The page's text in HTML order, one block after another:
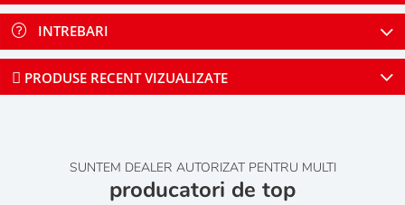
INTREBARI
PRODUSE RECENT VIZUALIZATE
SUNTEM DEALER AUTORIZAT PENTRU MULTI
producatori de top